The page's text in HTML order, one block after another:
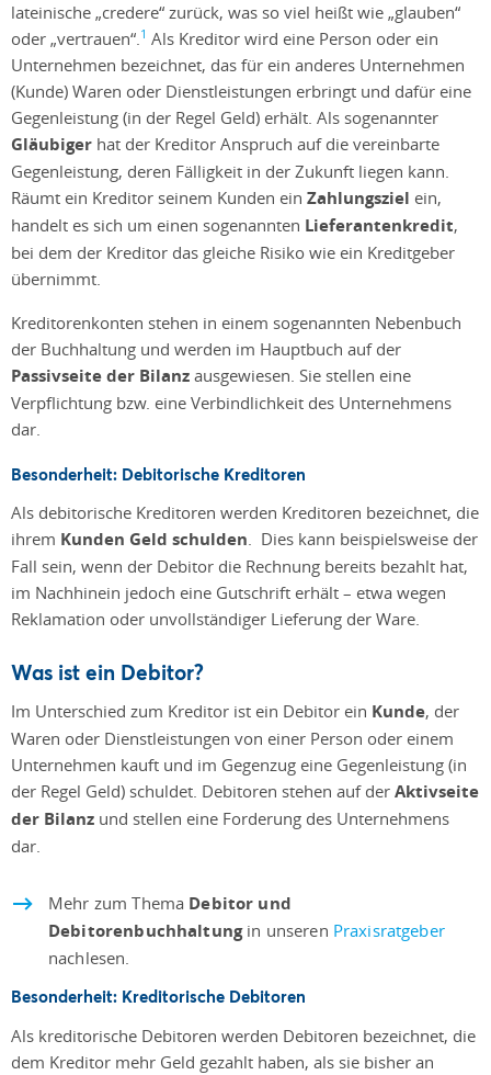
lateinische „credere“ zurück, was so viel heißt wie „glauben“
oder „vertrauen“.1 Als Kreditor wird eine Person oder ein
Unternehmen bezeichnet, das für ein anderes Unternehmen
(Kunde) Waren oder Dienstleistungen erbringt und dafür eine
Gegenleistung (in der Regel Geld) erhält. Als sogenannter
Gläubiger hat der Kreditor Anspruch auf die vereinbarte
Gegenleistung, deren Fälligkeit in der Zukunft liegen kann.
Räumt ein Kreditor seinem Kunden ein Zahlungsziel ein,
handelt es sich um einen sogenannten Lieferantenkredit,
bei dem der Kreditor das gleiche Risiko wie ein Kreditgeber
übernimmt.
Kreditorenkonten stehen in einem sogenannten Nebenbuch
der Buchhaltung und werden im Hauptbuch auf der
Passivseite der Bilanz ausgewiesen. Sie stellen eine
Verpflichtung bzw. eine Verbindlichkeit des Unternehmens
dar.
Besonderheit: Debitorische Kreditoren
Als debitorische Kreditoren werden Kreditoren bezeichnet, die
ihrem Kunden Geld schulden. Dies kann beispielsweise der
Fall sein, wenn der Debitor die Rechnung bereits bezahlt hat,
im Nachhinein jedoch eine Gutschrift erhält – etwa wegen
Reklamation oder unvollständiger Lieferung der Ware.
Was ist ein Debitor?
Im Unterschied zum Kreditor ist ein Debitor ein Kunde, der
Waren oder Dienstleistungen von einer Person oder einem
Unternehmen kauft und im Gegenzug eine Gegenleistung (in
der Regel Geld) schuldet. Debitoren stehen auf der Aktivseite
der Bilanz und stellen eine Forderung des Unternehmens
dar.
Mehr zum Thema Debitor und
Debitorenbuchhaltungin unseren Praxisratgeber
nachlesen.
Besonderheit: Kreditorische Debitoren
Als kreditorische Debitoren werden Debitoren bezeichnet, die
dem Kreditor mehr Geld gezahlt haben, als sie bisher an